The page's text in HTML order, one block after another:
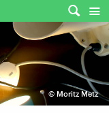
© Moritz Metz